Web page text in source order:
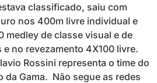
classificado, saiu com
nos 400m livre individual e
medley de classe visual e de
no revezamento 4X100 livre.
Rossini representa o time do
da Gama. Não segue as redes